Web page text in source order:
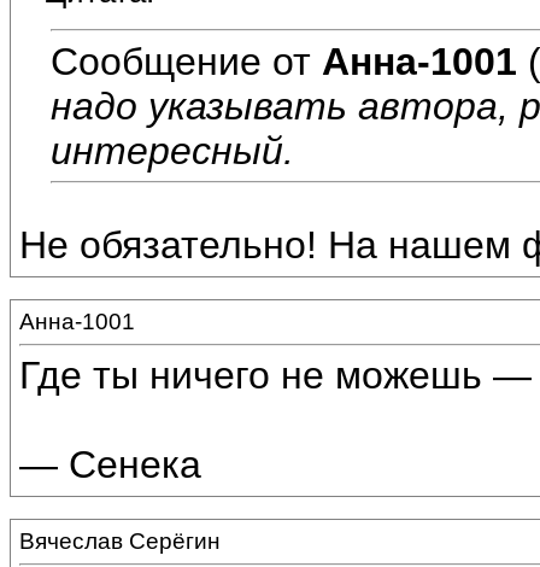
Сообщение от Анна-1001
надо указывать автора,
интересный.
Не обязательно! На нашем
Анна-1001
Где ты ничего не можешь —
— Сенека
Вячеслав Серёгин